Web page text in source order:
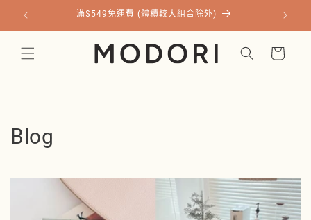
跳至內
容
請認準官網購買 100% 正貨！慎防假冒劣質貨。
購
物
Blog